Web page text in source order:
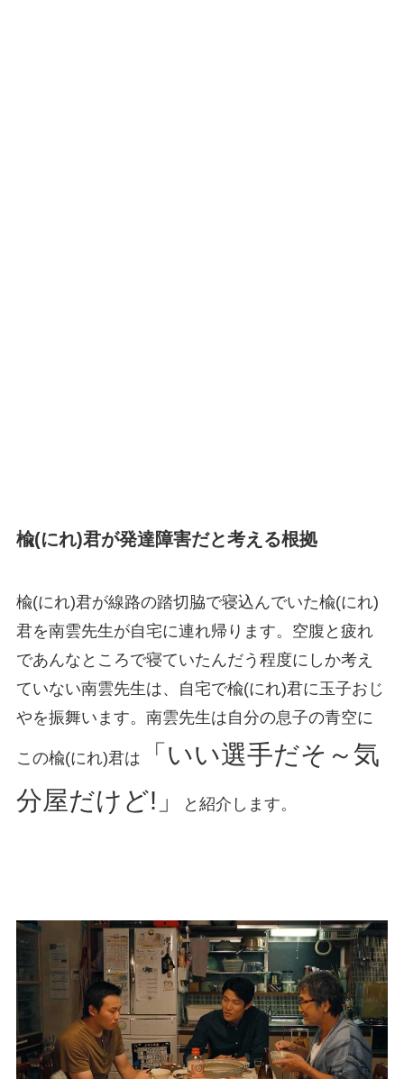
楡(にれ)君が発達障害だと考える根拠
楡(にれ)君が線路の踏切脇で寝込んでいた楡(にれ)
君を南雲先生が自宅に連れ帰ります。空腹と疲れ
であんなところで寝ていたんだう程度にしか考え
ていない南雲先生は、自宅で楡(にれ)君に玉子おじ
やを振舞います。南雲先生は自分の息子の青空に
この楡(にれ)君は
「いい選手だそ～気
分屋だけど!」
と紹介します。